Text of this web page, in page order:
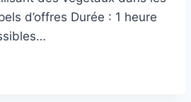
d’offres Durée : 1 heure